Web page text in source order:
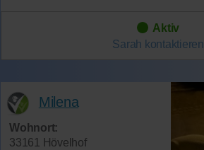
Aktiv
Sarah kontaktieren
Milena
Wohnort:
33161 Hövelhof